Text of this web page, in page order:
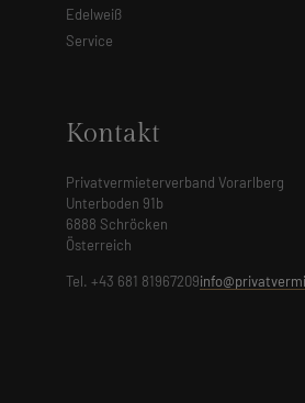
Edelweiß
Service
Kontakt
Privatvermieterverband Vorarlberg
Unterboden 91b
6888 Schröcken
Österreich
Tel. +43 681 81967209